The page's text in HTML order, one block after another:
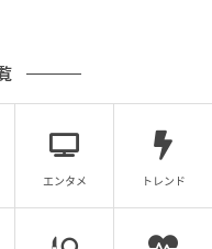
エンタメ トレンド